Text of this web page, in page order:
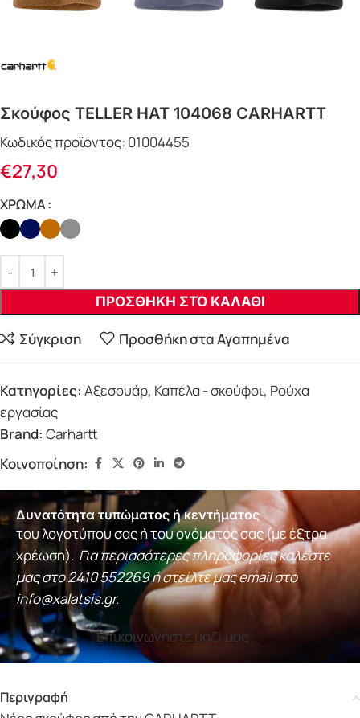
Σκούφος TELLER HAT 104068 CARHARTT
Κωδικός προϊόντος: 01004455
€27,30
ΧΡΩΜΑ
ΠΡΟΣΘΗΚΗ ΣΤΟ ΚΑΛΑΘΙ
Σύγκριση Προσθήκη στα Αγαπημένα
Κατηγορίες: Αξεσουάρ, Καπέλα - σκούφοι, Ρούχα
εργασίας
Brand: Carhartt
Κοινοποίηση:
Δυνατότητα τυπώματος ή κεντήματος
του λογοτύπου σας ή του ονόματός σας (με έξτρα
χρέωση). Για περισσότερες πληροφορίες καλέστε
μας στο2410 552269ή στείλτε μας email στο
info@xalatsis.gr.
Επικοινωνήστε μαζί μας
Περιγραφή